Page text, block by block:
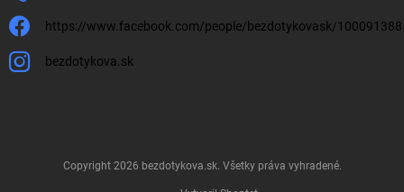
https://www.facebook.com/people/bezdotykovask/
bezdotykova.sk
Copyright 2026 bezdotykova.sk. Všetky práva vyhradené.